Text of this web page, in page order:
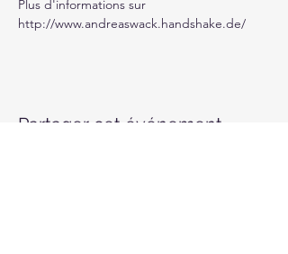
Plus d'informations sur
http://www.andreaswack.handshake.de/
Partager cet événement